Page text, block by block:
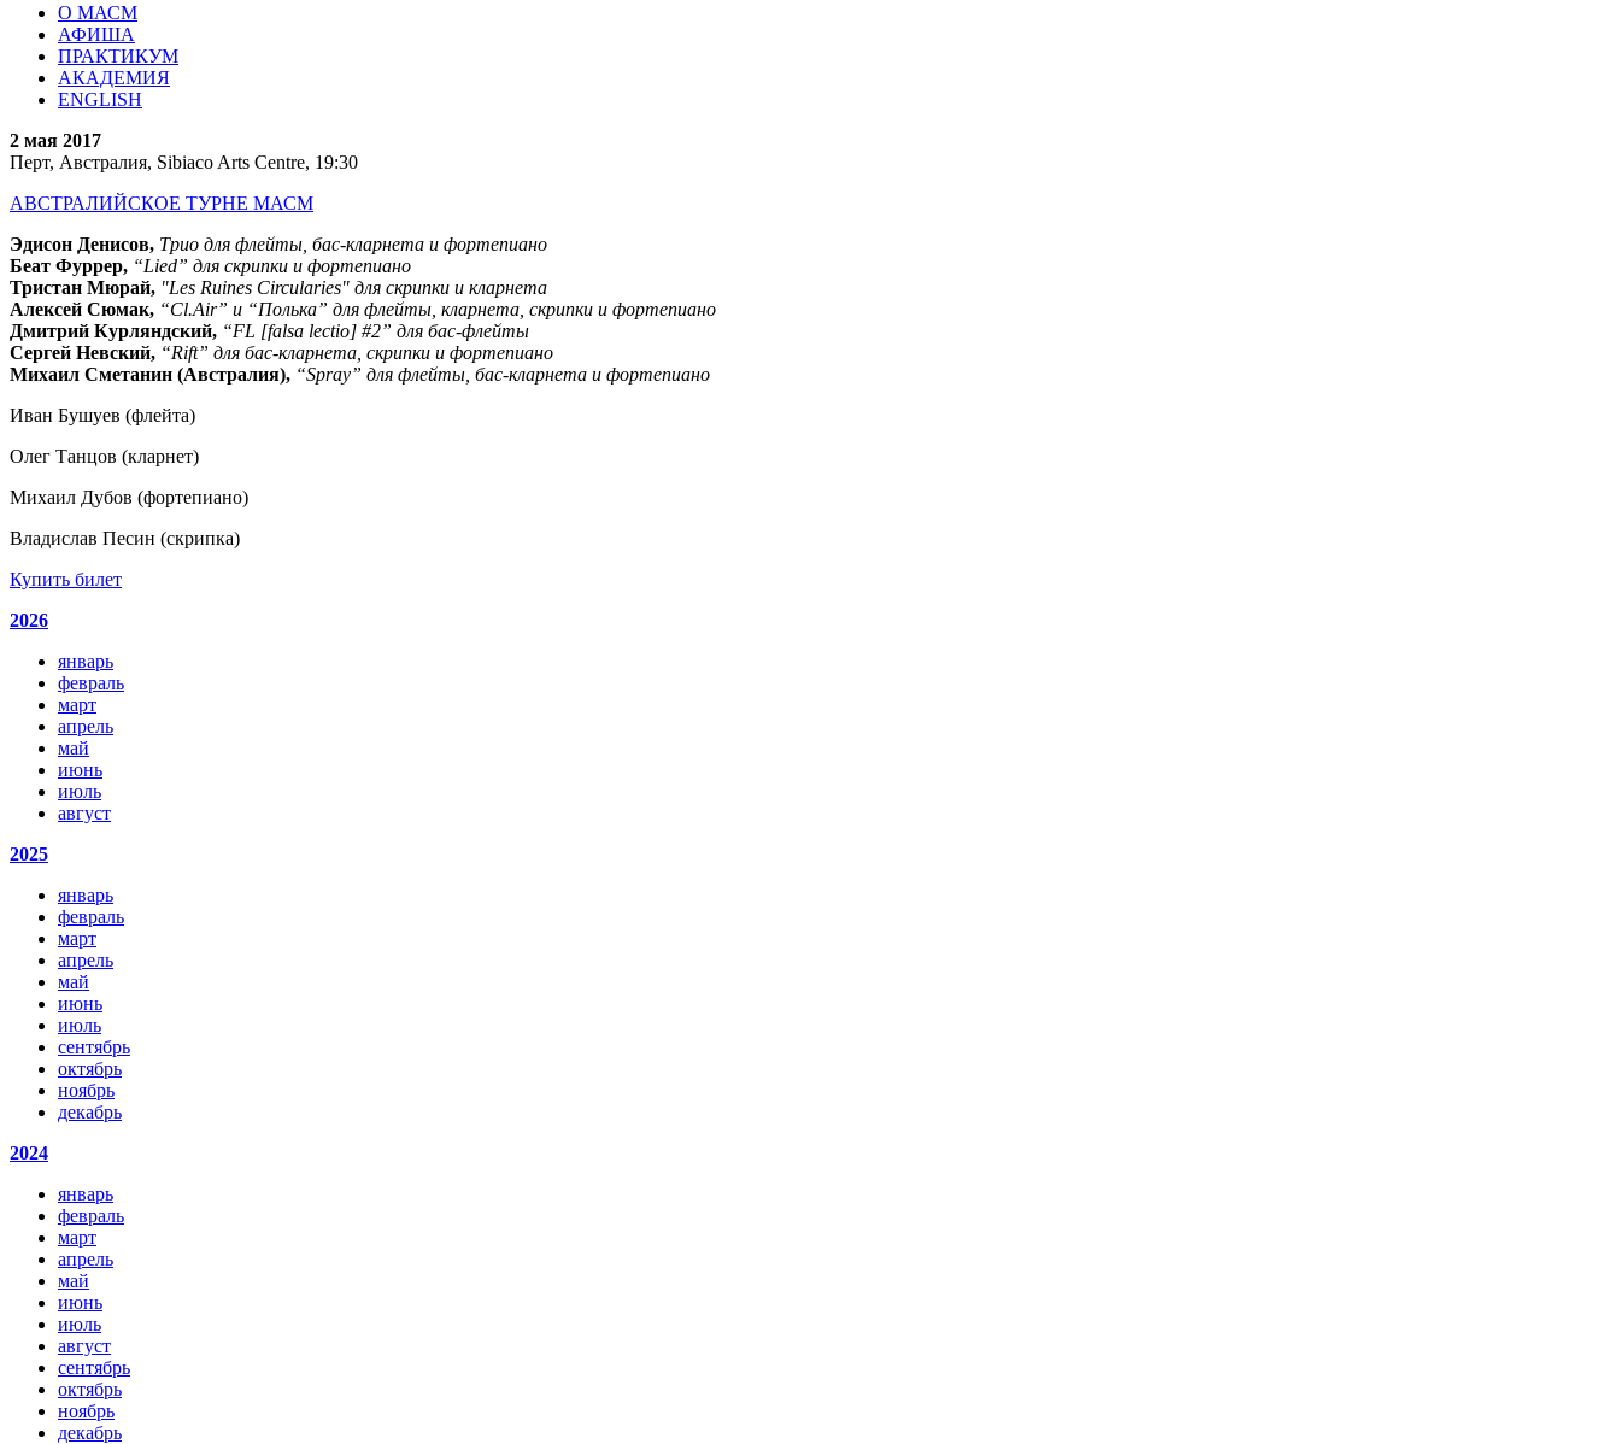
О МАСМ
АФИША
ПРАКТИКУМ
АКАДЕМИЯ
ENGLISH
2 мая 2017
Перт, Австралия, Sibiaco Arts Centre, 19:30
АВСТРАЛИЙСКОЕ ТУРНЕ МАСМ
Эдисон Денисов, Трио для флейты, бас-кларнета и фортепиано
Беат Фуррер, “Lied” для скрипки и фортепиано
Тристан Мюрай, "Les Ruines Circularies" для скрипки и кларнета
Алексей Сюмак, “Cl.Air” и “Полька” для флейты, кларнета, скрипки и фортепиано
Дмитрий Курляндский, “FL [falsa lectio] #2” для бас-флейты
Сергей Невский, “Rift” для бас-кларнета, скрипки и фортепиано
Михаил Сметанин (Австралия), “Spray” для флейты, бас-кларнета и фортепиано
Иван Бушуев (флейта)
Олег Танцов (кларнет)
Михаил Дубов (фортепиано)
Владислав Песин (скрипка)
Купить билет
2026
январь
февраль
март
апрель
май
июнь
июль
август
2025
январь
февраль
март
апрель
май
июнь
июль
сентябрь
октябрь
ноябрь
декабрь
2024
январь
февраль
март
апрель
май
июнь
июль
август
сентябрь
октябрь
ноябрь
декабрь